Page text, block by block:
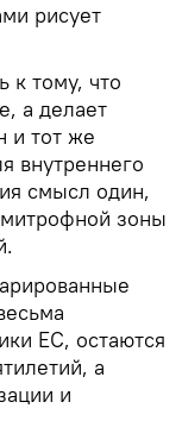
рисует
к тому, что
а делает
и тот же
внутреннего
смысл один,
зоны
ЕС, остаются
а
и